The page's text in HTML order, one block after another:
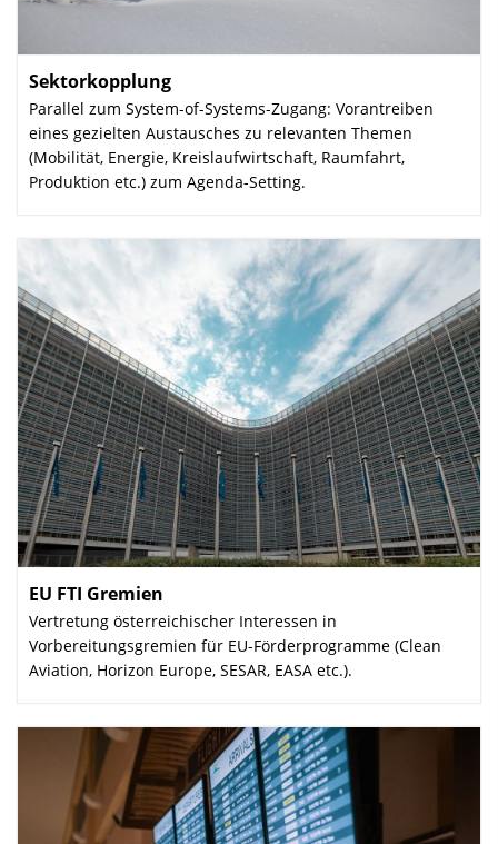
Sektorkopplung
Parallel zum System-of-Systems-Zugang: Vorantreiben
eines gezielten Austausches zu relevanten Themen
(Mobilität, Energie, Kreislaufwirtschaft, Raumfahrt,
Produktion etc.) zum Agenda-Setting.
EU FTI Gremien
Vertretung österreichischer Interessen in
Vorbereitungsgremien für EU-Förderprogramme (Clean
Aviation, Horizon Europe, SESAR, EASA etc.).